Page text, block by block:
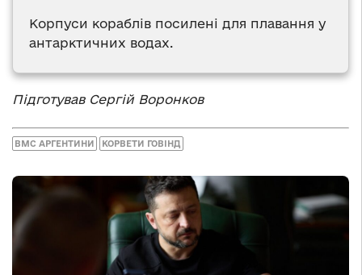
Корпуси кораблів посилені для плавання у
антарктичних водах.
Підготував Сергій Воронков
ВМС АРГЕНТИНИ КОРВЕТИ ГОВІНД